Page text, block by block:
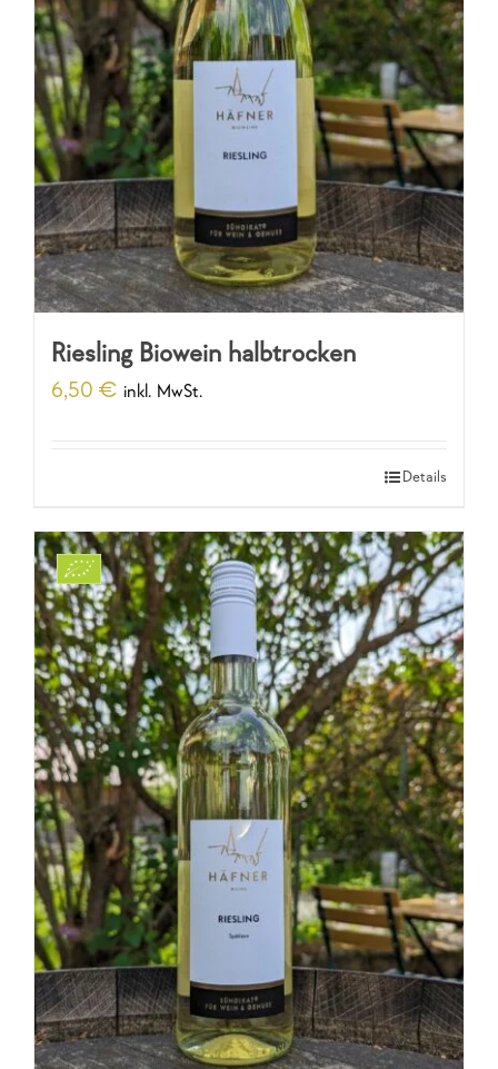
Riesling Biowein halbtrocken
6,50 € inkl. MwSt.
Details